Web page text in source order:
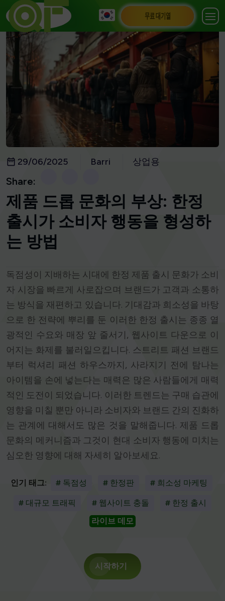
무료 대기열
29/06/2025 Barri 상업용
Share:
제품 드롭 문화의 부상: 한정
출시가 소비자 행동을 형성하
는 방법
독점성이 지배하는 시대에 한정 제품 출시 문화가 소비
자 시장을 빠르게 사로잡으며 브랜드가 고객과 소통하
는 방식을 재편하고 있습니다. 기대감과 희소성을 바탕
으로 한 전략에 뿌리를 둔 이러한 한정 출시는 종종 열
광적인 수요와 매장 앞 줄서기, 웹사이트 다운으로 이
어지는 화제를 불러일으킵니다. 스트리트 패션 브랜드
부터 럭셔리 패션 하우스까지, 사라지기 전에 탐나는
아이템을 손에 넣는다는 매력은 많은 사람들에게 매력
적인 도전이 되었습니다. 이러한 트렌드는 구매 습관에
영향을 미칠 뿐만 아니라 소비자와 브랜드 간의 진화하
는 관계에 대해서도 많은 것을 말해줍니다. 제품 드롭
문화의 메커니즘과 그것이 현대 소비자 행동에 미치는
심오한 영향에 대해 자세히 알아보세요.
인기 태그: # 독점성 # 한정판 # 희소성 마케팅
# 대규모 트래픽 # 웹사이트 충돌
# 한정 출시
라이브 데모
시작하기